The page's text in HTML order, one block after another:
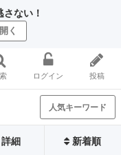
ない！
く
ログイン 投稿
人気キーワード
詳細 新着順